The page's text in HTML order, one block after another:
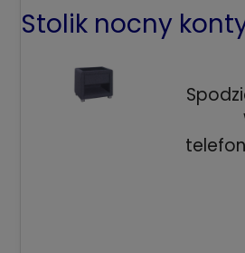
Stolik nocny